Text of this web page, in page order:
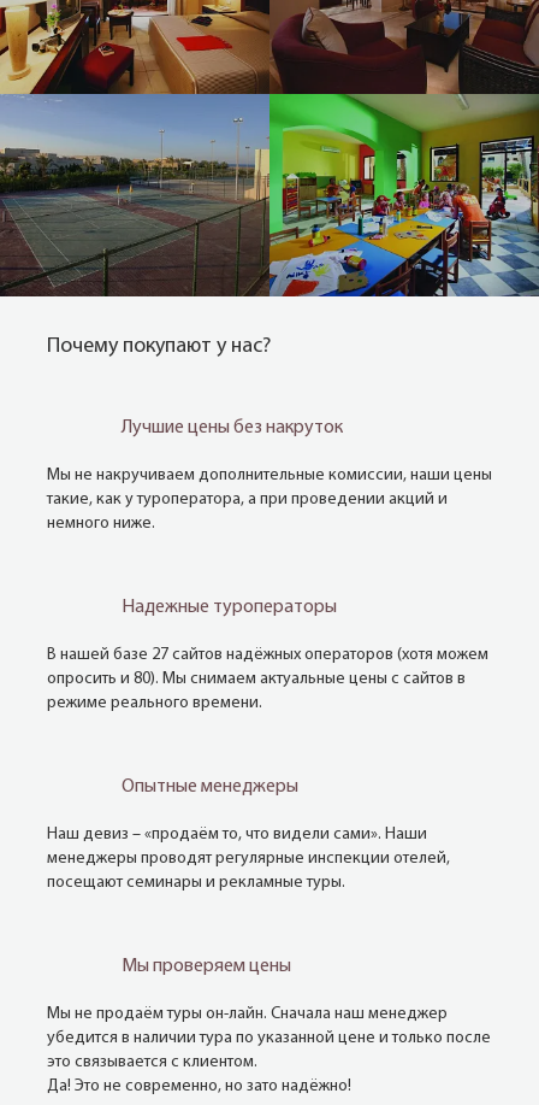
Почему покупают у нас?
Лучшие цены без накруток
Мы не накручиваем дополнительные комиссии, наши цены
такие, как у туроператора, а при проведении акций и
немного ниже.
Надежные туроператоры
В нашей базе 27 сайтов надёжных операторов (хотя можем
опросить и 80). Мы снимаем актуальные цены с сайтов в
режиме реального времени.
Опытные менеджеры
Наш девиз – «продаём то, что видели сами». Наши
менеджеры проводят регулярные инспекции отелей,
посещают семинары и рекламные туры.
Мы проверяем цены
Мы не продаём туры он-лайн. Сначала наш менеджер
убедится в наличии тура по указанной цене и только после
это связывается с клиентом.
Да! Это не современно, но зато надёжно!